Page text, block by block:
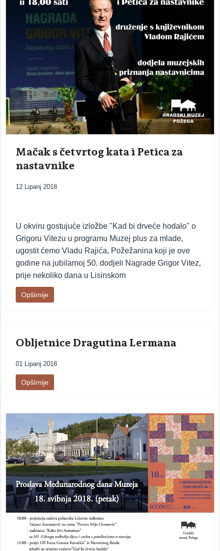
Mačak s četvrtog kata i Petica za
nastavnike
12 Lipanj 2018
U okviru gostujuće izložbe "Kad bi drveće hodalo" o
Grigoru Vitezu u programu Muzej plus za mlade,
ugostit ćemo Vladu Rajića, Požežanina koji je ove
godine na jubilarnoj 50. dodjeli Nagrade Grigor Vitez,
prije nekoliko dana u Lisinskom
Opširnije
Obljetnice Dragutina Lermana
01 Lipanj 2018
Opširnije